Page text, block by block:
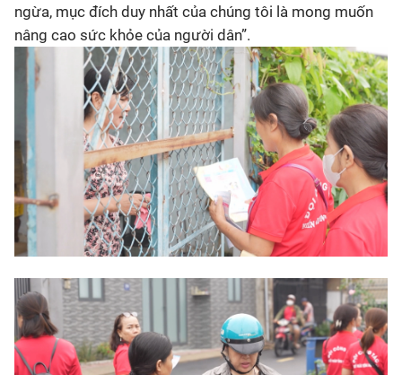
ngừa, mục đích duy nhất của chúng tôi là mong muốn
nâng cao sức khỏe của người dân”.